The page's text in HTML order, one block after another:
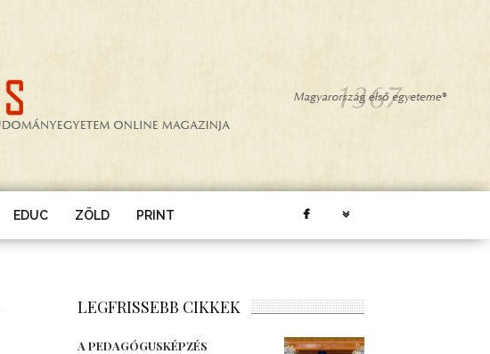
EDUC ZÖLD PRINT
LEGFRISSEBB CIKKEK
A PEDAGÓGUSKÉPZÉS